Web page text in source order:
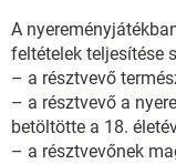
A
feltételek teljesítése
– a résztvevő
– a résztvevő a
betöltötte a 18.
– a résztvevőnek